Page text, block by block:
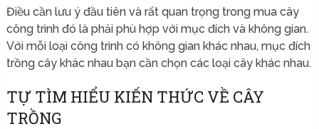
Điều cần lưu ý đầu tiên và rất quan trọng trong mua cây
công trình đó là phải phù hợp với mục đích và không gian.
Với mỗi loại công trình có không gian khác nhau, mục đích
trồng cây khác nhau bạn cần chọn các loại cây khác nhau.
TỰ TÌM HIỂU KIẾN THỨC VỀ CÂY
TRỒNG